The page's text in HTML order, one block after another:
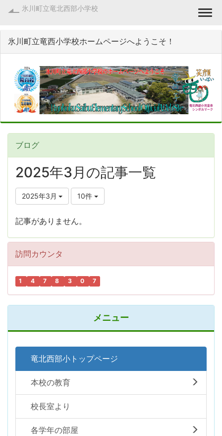
氷川町立竜北西部小学校
氷川町立竜西小学校ホームページへようこそ！
ブログ
2025年3月の記事一覧
2025年3月 10件
記事がありません。
訪問カウンタ
1 4 7 8 3 0 7
メニュー
竜北西部小トップページ
本校の教育
校長室より
各学年の部屋